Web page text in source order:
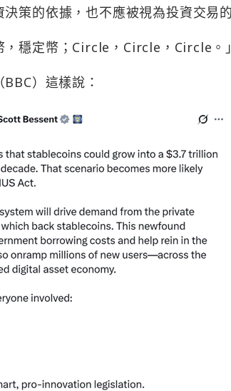
策的依據，也不應被視為投資交易
穩定幣；Circle，Circle，Circle。」
）這樣說：